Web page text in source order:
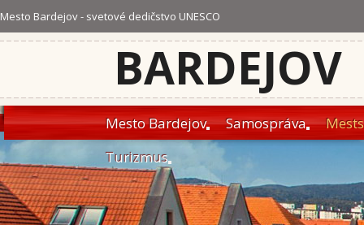
Mesto Bardejov - svetové dedičstvo UNESCO
BARDEJOV
Mesto Bardejov Samospráva
Turizmus